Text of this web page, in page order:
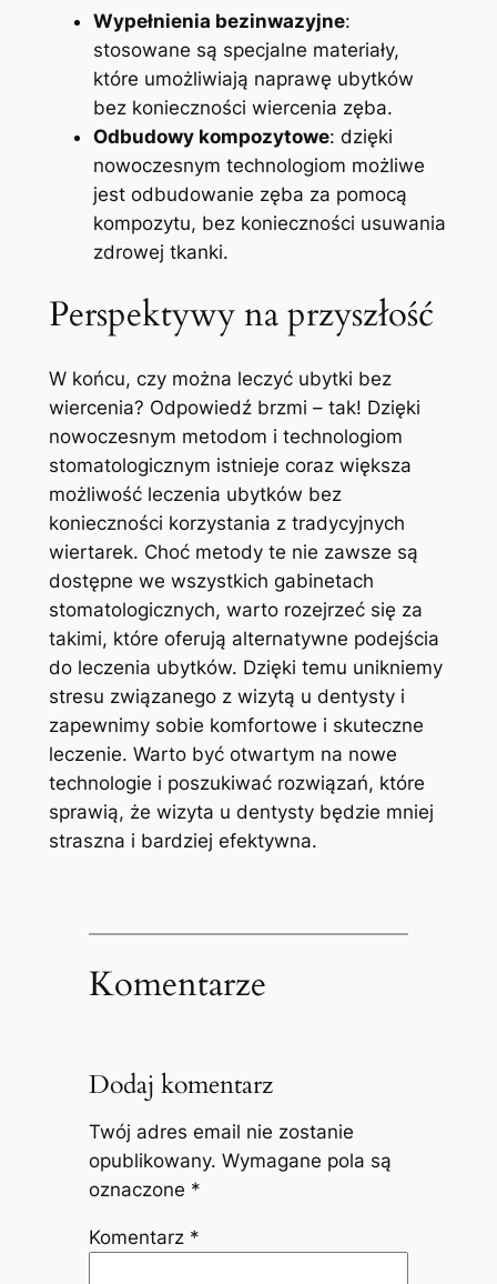
Wypełnienia bezinwazyjne:
stosowane są specjalne materiały,
które umożliwiają naprawę ubytków
bez konieczności wiercenia zęba.
Odbudowy kompozytowe: dzięki
nowoczesnym technologiom możliwe
jest odbudowanie zęba za pomocą
kompozytu, bez konieczności usuwania
zdrowej tkanki.
Perspektywy na przyszłość
W końcu, czy można leczyć ubytki bez
wiercenia? Odpowiedź brzmi – tak! Dzięki
nowoczesnym metodom i technologiom
stomatologicznym istnieje coraz większa
możliwość leczenia ubytków bez
konieczności korzystania z tradycyjnych
wiertarek. Choć metody te nie zawsze są
dostępne we wszystkich gabinetach
stomatologicznych, warto rozejrzeć się za
takimi, które oferują alternatywne podejścia
do leczenia ubytków. Dzięki temu unikniemy
stresu związanego z wizytą u dentysty i
zapewnimy sobie komfortowe i skuteczne
leczenie. Warto być otwartym na nowe
technologie i poszukiwać rozwiązań, które
sprawią, że wizyta u dentysty będzie mniej
straszna i bardziej efektywna.
Komentarze
Dodaj komentarz
Twój adres email nie zostanie
opublikowany. Wymagane pola są
oznaczone *
Komentarz *